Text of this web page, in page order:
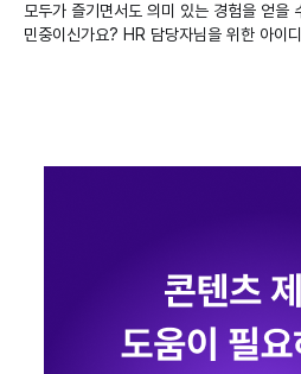
모두가 즐기면서도 의미 있는 경험을 얻을
민중이신가요? HR 담당자님을 위한 아이